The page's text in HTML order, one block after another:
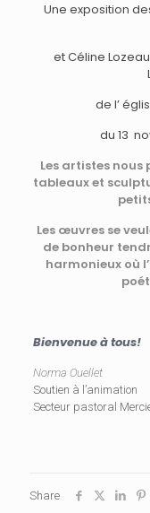
Une exposition
et Céline
de l’
du 13
Les artistes nous
tableaux et
Les œuvres se
de bonheur
harmonieux où
Bienvenue à tous!
Norma Ouellet
Soutien à l’animation
Secteur pastoral
Share